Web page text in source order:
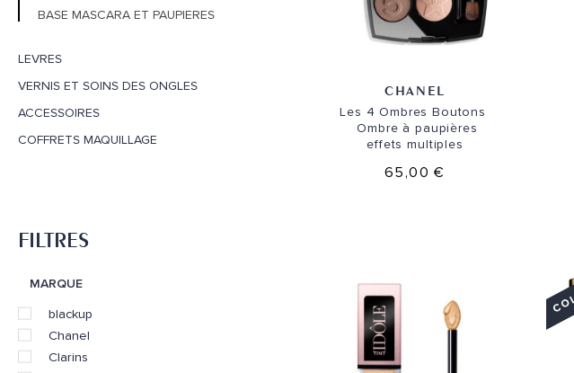
BASE MASCARA ET PAUPIERES
LEVRES
VERNIS ET SOINS DES ONGLES
ACCESSOIRES
COFFRETS MAQUILLAGE
FILTRES
MARQUE
blackup
Chanel
Clarins
CHANEL
Les 4 Ombres Boutons
Ombre à paupières
effets multiples
65,00 €